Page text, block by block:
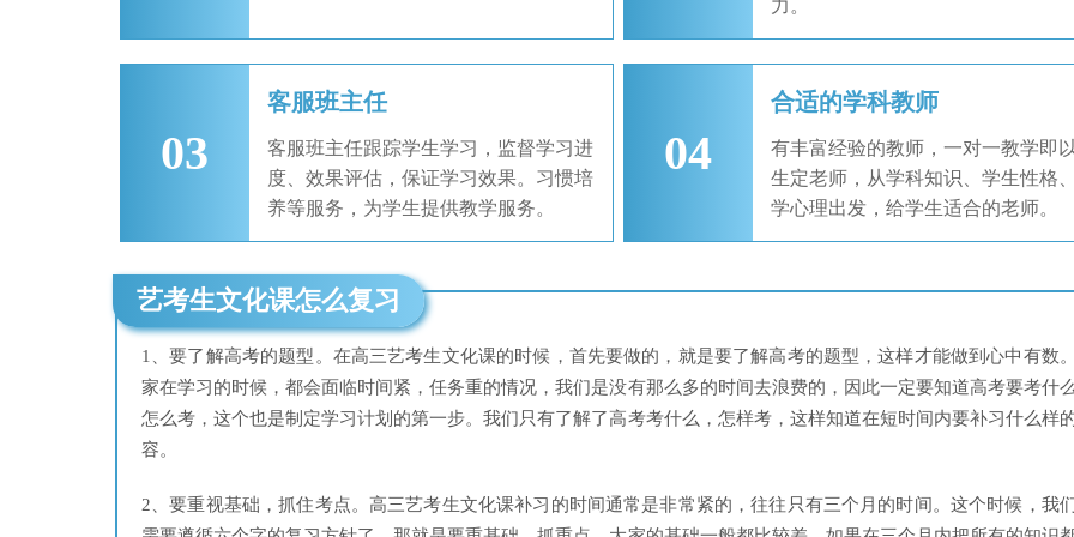
力。
03
客服班主任
客服班主任跟踪学生学习，监督学习进
度、效果评估，保证学习效果。习惯培
养等服务，为学生提供教学服务。
04
合适的学科教师
有丰富经验的教师，一对一教学即
生定老师，从学科知识、学生性格
学心理出发，给学生适合的老师。
艺考生文化课怎么复习
1、要了解高考的题型。在高三艺考生文化课的时候，首先要做的，就是要了解高考的题型，这样才能做到心中有数
家在学习的时候，都会面临时间紧，任务重的情况，我们是没有那么多的时间去浪费的，因此一定要知道高考要考什么
怎么考，这个也是制定学习计划的第一步。我们只有了解了高考考什么，怎样考，这样知道在短时间内要补习什么样
容。
2、要重视基础，抓住考点。高三艺考生文化课补习的时间通常是非常紧的，往往只有三个月的时间。这个时候，我